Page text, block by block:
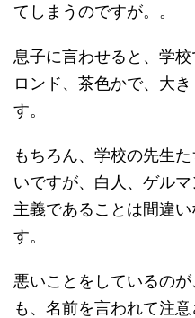
てしまうのですが。。
息子に言わせると、学
ロンド、茶色かで、大
す。
もちろん、学校の先生
いですが、白人、ゲル
主義であることは間違
す。
悪いことをしているの
も、名前を言われて注